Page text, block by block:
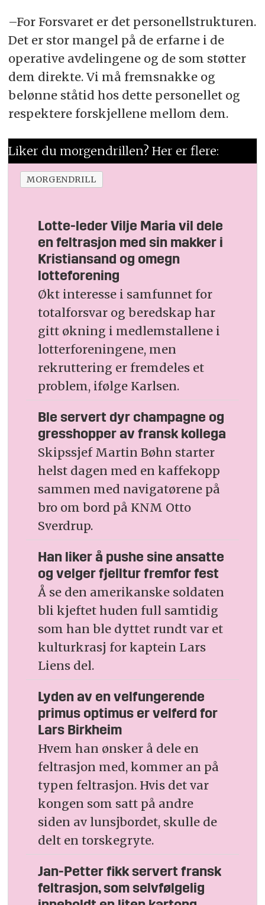
–For Forsvaret er det personellstrukturen.
Det er stor mangel på de erfarne i de
operative avdelingene og de som støtter
dem direkte. Vi må fremsnakke og
belønne ståtid hos dette personellet og
respektere forskjellene mellom dem.
Liker du morgendrillen? Her er flere:
MORGENDRILL
Lotte-leder Vilje Maria vil dele
en feltrasjon med sin makker i
Kristiansand og omegn
lotteforening
Økt interesse i samfunnet for
totalforsvar og beredskap har
gitt økning i medlemstallene i
lotterforeningene, men
rekruttering er fremdeles et
problem, ifølge Karlsen.
Ble servert dyr champagne og
gresshopper av fransk kollega
Skipssjef Martin Bøhn starter
helst dagen med en kaffekopp
sammen med navigatørene på
bro om bord på KNM Otto
Sverdrup.
Han liker å pushe sine ansatte
og velger fjelltur fremfor fest
Å se den amerikanske soldaten
bli kjeftet huden full samtidig
som han ble dyttet rundt var et
kulturkrasj for kaptein Lars
Liens del.
Lyden av en velfungerende
primus optimus er velferd for
Lars Birkheim
Hvem han ønsker å dele en
feltrasjon med, kommer an på
typen feltrasjon. Hvis det var
kongen som satt på andre
siden av lunsjbordet, skulle de
delt en torskegryte.
Jan-Petter fikk servert fransk
feltrasjon, som selvfølgelig